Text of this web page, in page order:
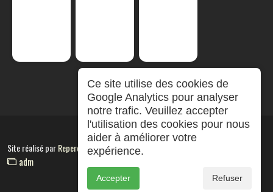
Site réalisé parRepereCom
adm
Ce site utilise des cookies de
Google Analytics pour analyser
notre trafic. Veuillez accepter
l'utilisation des cookies pour nous
aider à améliorer votre
expérience.
Accepter Refuser